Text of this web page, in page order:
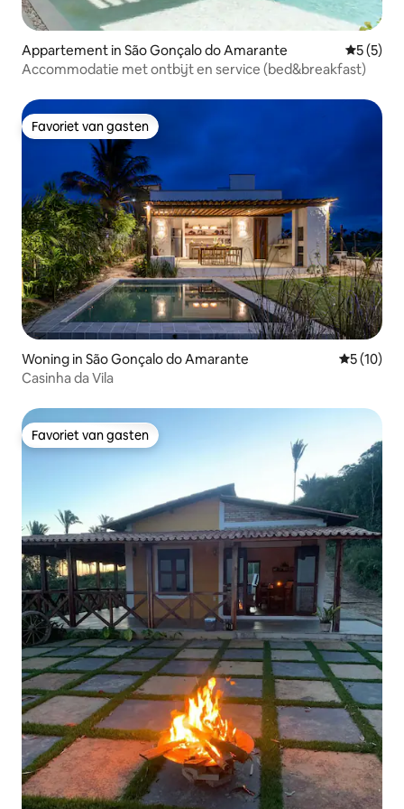
Appartement in São Gonçalo do Amarante
5 (5)
Accommodatie met ontbijt en service (bed&breakfast)
Favoriet van gasten
Favoriet van gasten
Woning in São Gonçalo do Amarante
5 (10)
Casinha da Vila
Favoriet van gasten
Favoriet van gasten